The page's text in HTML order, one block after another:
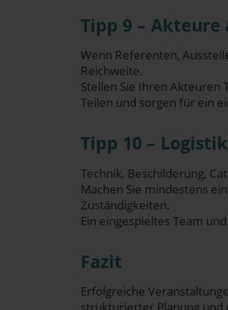
Tipp 9 –
Wenn Refe­ren­ten,
Reichweite.
Stel­len Sie Ihren Akteu­ren
Tei­len und sor­gen für ein
Tipp 10 –
Tech­nik, Beschil­de­rung,
Machen Sie min­des­tens
Zuständigkeiten.
Ein ein­ge­spiel­tes Team
Fazit
Erfolg­rei­che